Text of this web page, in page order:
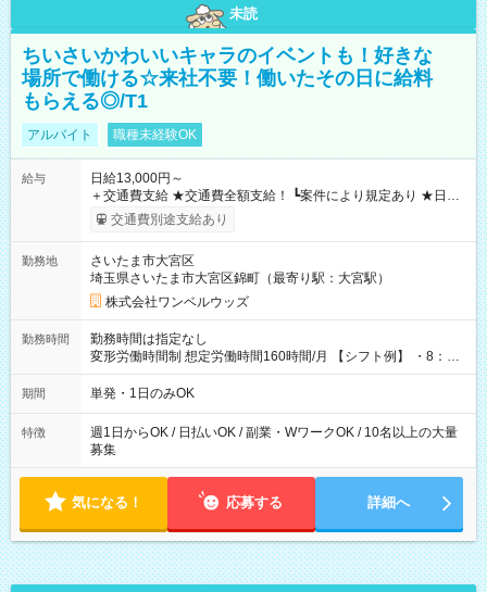
未読
ちいさいかわいいキャラのイベントも！好きな
場所で働ける☆来社不要！働いたその日に給料
もらえる◎/T1
アルバイト 職種未経験OK
給与
日給13,000円～
＋交通費支給 ★交通費全額支給！ ┗案件により規定あり ★日払
いOK！（規定あり） ┗働いたその日に現金GET♪ お仕事後はコ
ンビニATMから 日払い分を引き落とせます！ 【試用期間】試
交通費別途支給あり
勤務地
さいたま市大宮区
埼玉県さいたま市大宮区錦町（最寄り駅：大宮駅）
株式会社ワンベルウッズ
勤務時間
勤務時間は指定なし
変形労働時間制 想定労働時間160時間/月 【シフト例】 ・8：00
～21：00
期間 単発・1日のみOK
特徴
週1日からOK / 日払いOK / 副業・WワークOK / 10名以上の大量
募集
気になる！ 応募する 詳細へ